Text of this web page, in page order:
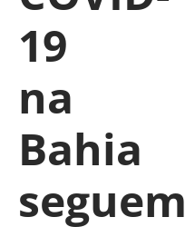
19
na
Bahia
seguem